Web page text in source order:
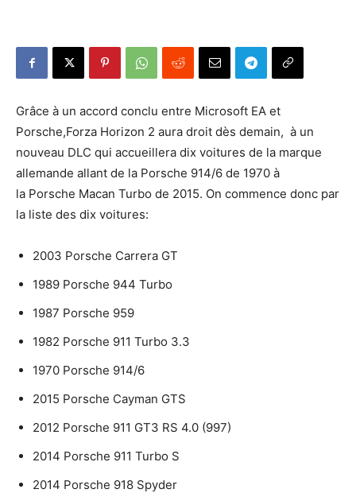
Grâce à un accord conclu entre Microsoft EA et
Porsche,Forza Horizon 2 aura droit dès demain, à un
nouveau DLC qui accueillera dix voitures de la marque
allemande allant de la Porsche 914/6 de 1970 à
la Porsche Macan Turbo de 2015. On commence donc par
la liste des dix voitures:
2003 Porsche Carrera GT
1989 Porsche 944 Turbo
1987 Porsche 959
1982 Porsche 911 Turbo 3.3
1970 Porsche 914/6
2015 Porsche Cayman GTS
2012 Porsche 911 GT3 RS 4.0 (997)
2014 Porsche 911 Turbo S
2014 Porsche 918 Spyder